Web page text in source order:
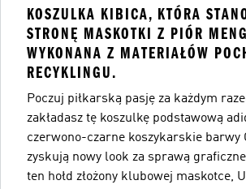
KOSZULKA KIBICA, KTÓRA
STRONĘ MASKOTKI Z PIÓR
WYKONANA Z MATERIAŁÓW
RECYKLINGU.
Poczuj piłkarską pasję za każdym
zakładasz tę koszulkę podstawową
czerwono-czarne koszykarskie barwy
zyskują nowy look za sprawą
ten hołd złożony klubowej maskotce,